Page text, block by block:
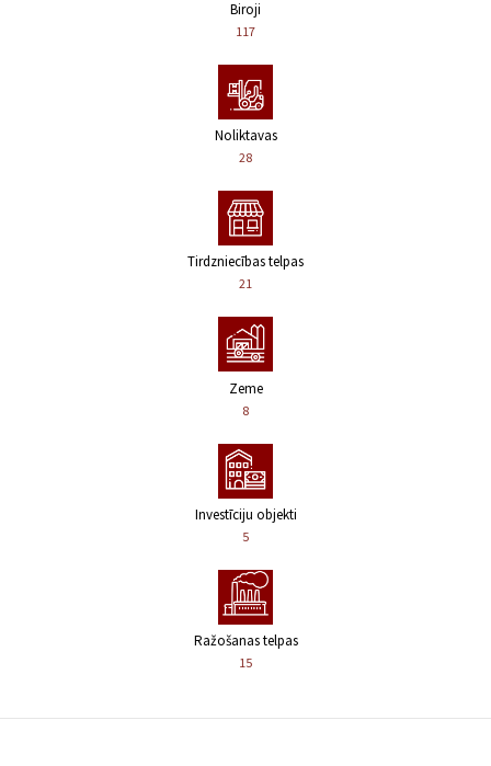
Biroji
117
Noliktavas
28
Tirdzniecības telpas
21
Zeme
8
Investīciju objekti
5
Ražošanas telpas
15